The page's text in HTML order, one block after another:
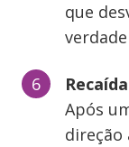
que
Após
direção